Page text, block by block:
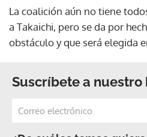
La coalición aún no tiene
a Takaichi, pero se da por
obstáculo y que será elegida
Suscríbete a nuestro